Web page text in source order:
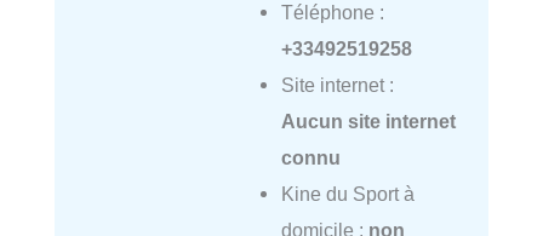
Téléphone :
+33492519258
Site internet :
Aucun site internet
connu
Kine du Sport à
domicile : non